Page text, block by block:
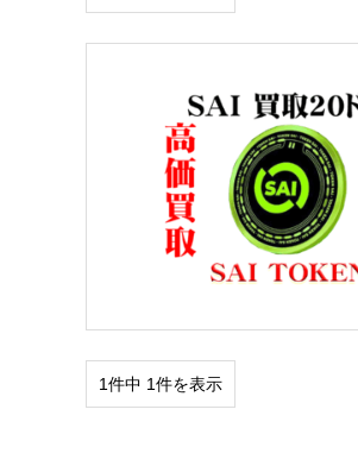
1件中 1件を表示